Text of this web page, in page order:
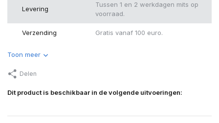
Levering
Tussen 1 en 2 werkdagen mits op
voorraad.
Verzending Gratis vanaf 100 euro.
Toon meer
Delen
Dit product is beschikbaar in de volgende uitvoeringen: